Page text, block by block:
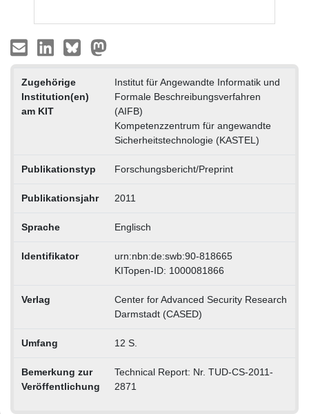
Zugehörige
Institution(en)
am KIT
Institut für Angewandte Informatik und
Formale Beschreibungsverfahren
(AIFB)
Kompetenzzentrum für angewandte
Sicherheitstechnologie (KASTEL)
Publikationstyp Forschungsbericht/Preprint
Publikationsjahr 2011
Sprache Englisch
Identifikator
urn:nbn:de:swb:90-818665
KITopen-ID: 1000081866
Verlag
Center for Advanced Security Research
Darmstadt (CASED)
Umfang 12 S.
Bemerkung zur
Veröffentlichung
Technical Report: Nr. TUD-CS-2011-
2871